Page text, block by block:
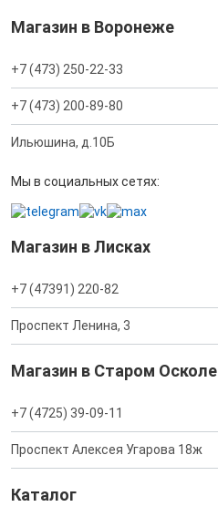
Магазин в Воронеже
+7 (473) 250-22-33
+7 (473) 200-89-80
Ильюшина, д.10Б
Мы в социальных сетях:
Магазин в Лисках
+7 (47391) 220-82
Проспект Ленина, 3
Магазин в Старом Осколе
+7 (4725) 39-09-11
Проспект Алексея Угарова 18ж
Каталог